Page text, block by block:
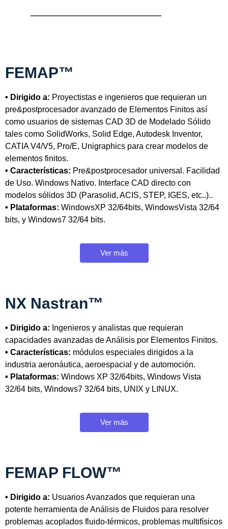
FEMAP™
• Dirigido a: Proyectistas e ingenieros que requieran un
pre&postprocesador avanzado de Elementos Finitos así
como usuarios de sistemas CAD 3D de Modelado Sólido
tales como SolidWorks, Solid Edge, Autodesk Inventor,
CATIA V4/V5, Pro/E, Unigraphics para crear modelos de
elementos finitos.
• Características: Pre&postprocesador universal. Facilidad
de Uso. Windows Nativo. Interface CAD directo con
modelos sólidos 3D (Parasolid, ACIS, STEP, IGES, etc..)..
• Plataformas: WindowsXP 32/64bits, WindowsVista 32/64
bits, y Windows7 32/64 bits.
Ver más
NX Nastran™
• Dirigido a: Ingenieros y analistas que requieran
capacidades avanzadas de Análisis por Elementos Finitos.
• Características: módulos especiales dirigidos a la
industria aeronáutica, aeroespacial y de automoción.
• Plataformas: Windows XP 32/64bits, Windows Vista
32/64 bits, Windows7 32/64 bits, UNIX y LINUX.
Ver más
FEMAP FLOW™
• Dirigido a: Usuarios Avanzados que requieran una
potente herramienta de Análisis de Fluidos para resolver
problemas acoplados fluido-térmicos, problemas multifísicos